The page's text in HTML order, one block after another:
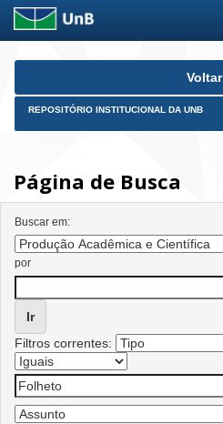
Skip
Voltar
REPOSITÓRIO INSTITUCIONAL DA UNB
Página de Busca
Buscar em:
por
Filtros correntes: